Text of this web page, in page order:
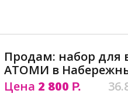
Продам: набор для
АТОМИ в
Цена 2 800 Р.